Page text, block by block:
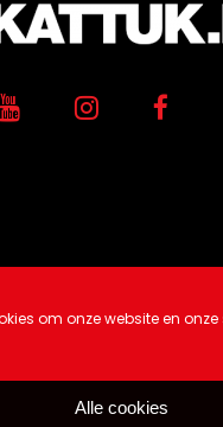
om onze website en onze
Alle cookies
/ Hosting door
Over Ons |Tip de